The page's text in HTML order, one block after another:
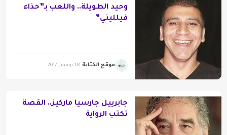
وحيد الطويلة.. واللعب بـ”حذاء
فيلليني”
موقع الكتابة 18 نوفمبر 2017
جابرييل جارسيا ماركيز.. القصة
تكتب الرواية